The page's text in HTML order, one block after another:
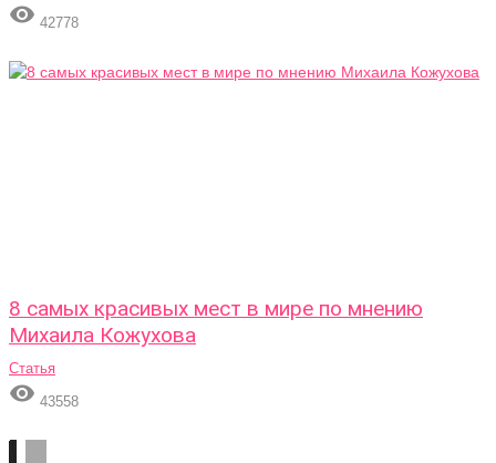
 42778
8 самых красивых мест в мире по мнению
Михаила Кожухова
Статья
 43558